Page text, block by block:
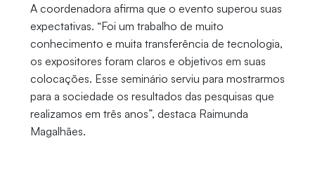
A coordenadora afirma que o evento superou suas
expectativas. “Foi um trabalho de muito
conhecimento e muita transferência de tecnologia,
os expositores foram claros e objetivos em suas
colocações. Esse seminário serviu para mostrarmos
para a sociedade os resultados das pesquisas que
realizamos em três anos”, destaca Raimunda
Magalhães.